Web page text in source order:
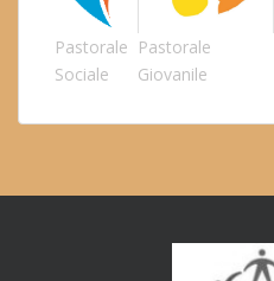
Pastorale
Sociale
Pastorale
Giovanile